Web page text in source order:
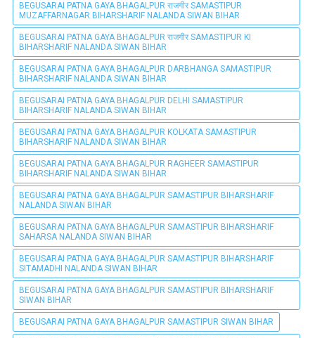
BEGUSARAI PATNA GAYA BHAGALPUR राजगीर SAMASTIPUR
MUZAFFARNAGAR BIHARSHARIF NALANDA SIWAN BIHAR
BEGUSARAI PATNA GAYA BHAGALPUR राजगीर SAMASTIPUR KI
BIHARSHARIF NALANDA SIWAN BIHAR
BEGUSARAI PATNA GAYA BHAGALPUR DARBHANGA SAMASTIPUR
BIHARSHARIF NALANDA SIWAN BIHAR
BEGUSARAI PATNA GAYA BHAGALPUR DELHI SAMASTIPUR
BIHARSHARIF NALANDA SIWAN BIHAR
BEGUSARAI PATNA GAYA BHAGALPUR KOLKATA SAMASTIPUR
BIHARSHARIF NALANDA SIWAN BIHAR
BEGUSARAI PATNA GAYA BHAGALPUR RAGHEER SAMASTIPUR
BIHARSHARIF NALANDA SIWAN BIHAR
BEGUSARAI PATNA GAYA BHAGALPUR SAMASTIPUR BIHARSHARIF
NALANDA SIWAN BIHAR
BEGUSARAI PATNA GAYA BHAGALPUR SAMASTIPUR BIHARSHARIF
SAHARSA NALANDA SIWAN BIHAR
BEGUSARAI PATNA GAYA BHAGALPUR SAMASTIPUR BIHARSHARIF
SITAMADHI NALANDA SIWAN BIHAR
BEGUSARAI PATNA GAYA BHAGALPUR SAMASTIPUR BIHARSHARIF
SIWAN BIHAR
BEGUSARAI PATNA GAYA BHAGALPUR SAMASTIPUR SIWAN BIHAR